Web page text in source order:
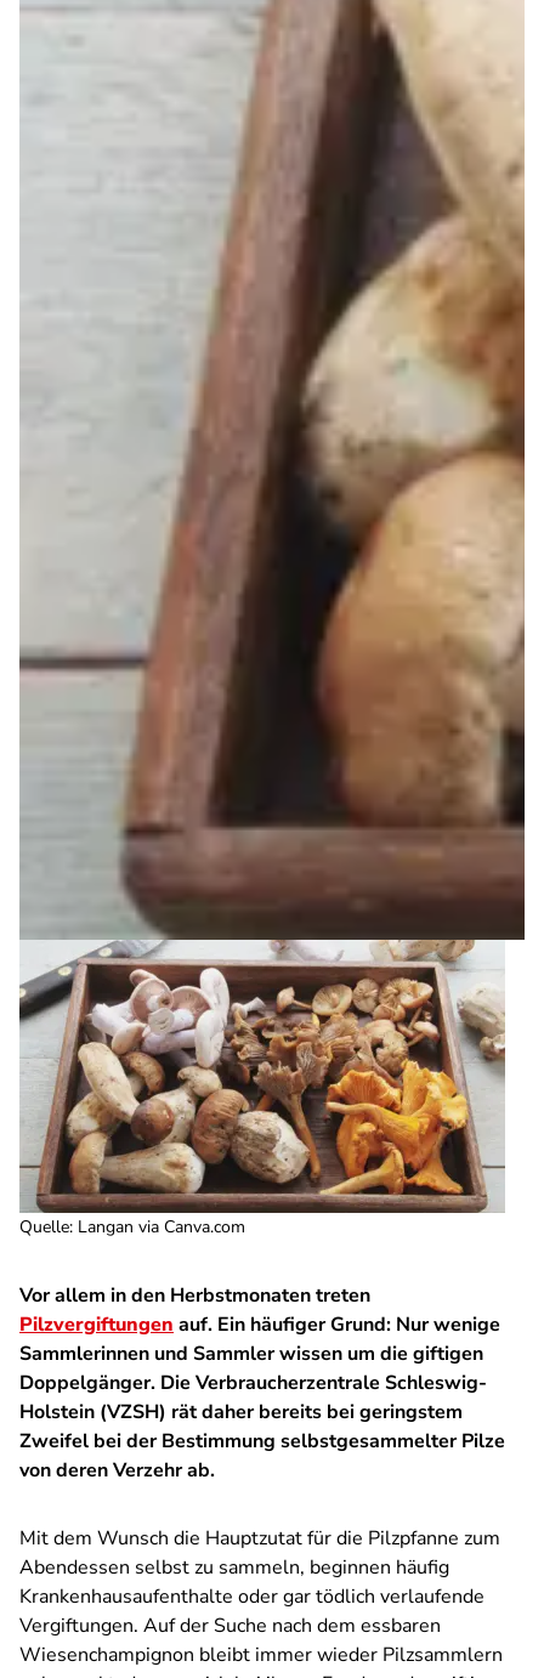
Quelle: Langan via Canva.com
Vor allem in den Herbstmonaten treten
Pilzvergiftungen auf. Ein häufiger Grund: Nur wenige
Sammlerinnen und Sammler wissen um die giftigen
Doppelgänger. Die Verbraucherzentrale Schleswig-
Holstein (VZSH) rät daher bereits bei geringstem
Zweifel bei der Bestimmung selbstgesammelter Pilze
von deren Verzehr ab.
Mit dem Wunsch die Hauptzutat für die Pilzpfanne zum
Abendessen selbst zu sammeln, beginnen häufig
Krankenhausaufenthalte oder gar tödlich verlaufende
Vergiftungen. Auf der Suche nach dem essbaren
Wiesenchampignon bleibt immer wieder Pilzsammlern